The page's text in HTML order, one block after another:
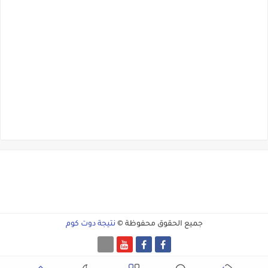
جميع الحقوق محفوظة © نتيجة دوت كوم